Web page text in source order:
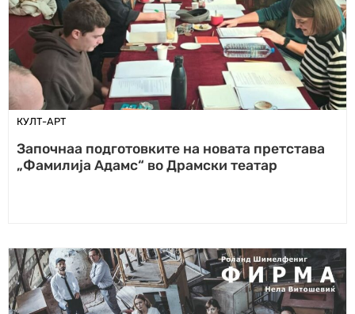
КУЛТ-АРТ
Започнаа подготовките на новата претстава
„Фамилија Адамс“ во Драмски театар